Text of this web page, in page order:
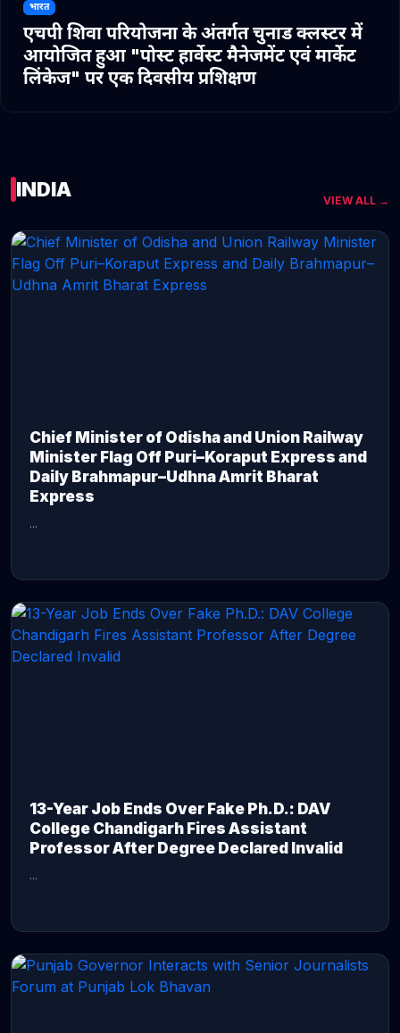
भारत
एचपी शिवा परियोजना के अंतर्गत चुनाड क्लस्टर में
आयोजित हुआ "पोस्ट हार्वेस्ट मैनेजमेंट एवं मार्केट
लिंकेज" पर एक दिवसीय प्रशिक्षण
INDIA VIEW ALL →
Chief Minister of Odisha and Union Railway
Minister Flag Off Puri–Koraput Express and
Daily Brahmapur–Udhna Amrit Bharat
Express
...
13-Year Job Ends Over Fake Ph.D.: DAV
College Chandigarh Fires Assistant
Professor After Degree Declared Invalid
...